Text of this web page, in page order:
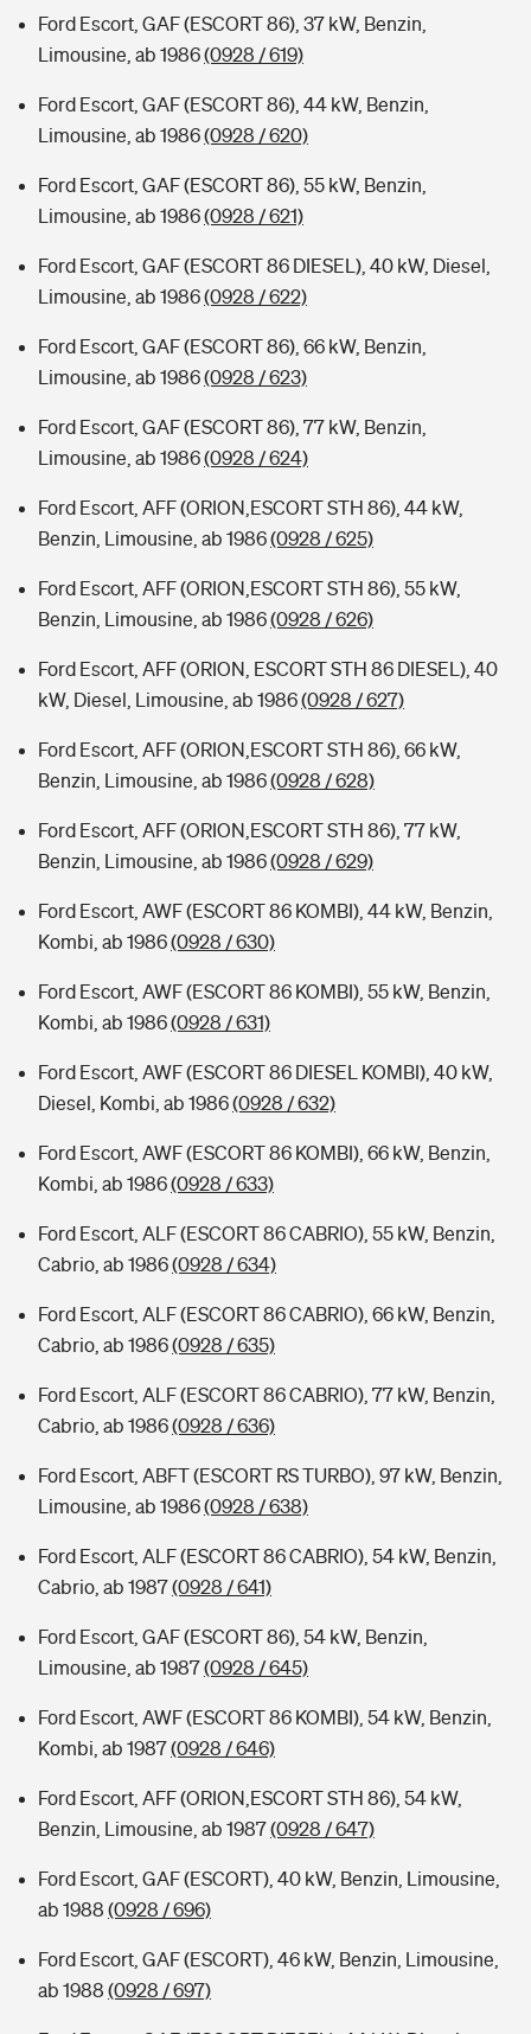
Ford Escort, GAF (ESCORT 86), 37 kW, Benzin,
Limousine, ab 1986(0928 / 619)
Ford Escort, GAF (ESCORT 86), 44 kW, Benzin,
Limousine, ab 1986(0928 / 620)
Ford Escort, GAF (ESCORT 86), 55 kW, Benzin,
Limousine, ab 1986(0928 / 621)
Ford Escort, GAF (ESCORT 86 DIESEL), 40 kW, Diesel,
Limousine, ab 1986(0928 / 622)
Ford Escort, GAF (ESCORT 86), 66 kW, Benzin,
Limousine, ab 1986(0928 / 623)
Ford Escort, GAF (ESCORT 86), 77 kW, Benzin,
Limousine, ab 1986(0928 / 624)
Ford Escort, AFF (ORION,ESCORT STH 86), 44 kW,
Benzin, Limousine, ab 1986(0928 / 625)
Ford Escort, AFF (ORION,ESCORT STH 86), 55 kW,
Benzin, Limousine, ab 1986(0928 / 626)
Ford Escort, AFF (ORION, ESCORT STH 86 DIESEL), 40
kW, Diesel, Limousine, ab 1986(0928 / 627)
Ford Escort, AFF (ORION,ESCORT STH 86), 66 kW,
Benzin, Limousine, ab 1986(0928 / 628)
Ford Escort, AFF (ORION,ESCORT STH 86), 77 kW,
Benzin, Limousine, ab 1986(0928 / 629)
Ford Escort, AWF (ESCORT 86 KOMBI), 44 kW, Benzin,
Kombi, ab 1986(0928 / 630)
Ford Escort, AWF (ESCORT 86 KOMBI), 55 kW, Benzin,
Kombi, ab 1986(0928 / 631)
Ford Escort, AWF (ESCORT 86 DIESEL KOMBI), 40 kW,
Diesel, Kombi, ab 1986(0928 / 632)
Ford Escort, AWF (ESCORT 86 KOMBI), 66 kW, Benzin,
Kombi, ab 1986(0928 / 633)
Ford Escort, ALF (ESCORT 86 CABRIO), 55 kW, Benzin,
Cabrio, ab 1986(0928 / 634)
Ford Escort, ALF (ESCORT 86 CABRIO), 66 kW, Benzin,
Cabrio, ab 1986(0928 / 635)
Ford Escort, ALF (ESCORT 86 CABRIO), 77 kW, Benzin,
Cabrio, ab 1986(0928 / 636)
Ford Escort, ABFT (ESCORT RS TURBO), 97 kW, Benzin,
Limousine, ab 1986(0928 / 638)
Ford Escort, ALF (ESCORT 86 CABRIO), 54 kW, Benzin,
Cabrio, ab 1987(0928 / 641)
Ford Escort, GAF (ESCORT 86), 54 kW, Benzin,
Limousine, ab 1987(0928 / 645)
Ford Escort, AWF (ESCORT 86 KOMBI), 54 kW, Benzin,
Kombi, ab 1987(0928 / 646)
Ford Escort, AFF (ORION,ESCORT STH 86), 54 kW,
Benzin, Limousine, ab 1987(0928 / 647)
Ford Escort, GAF (ESCORT), 40 kW, Benzin, Limousine,
ab 1988 (0928 / 696)
Ford Escort, GAF (ESCORT), 46 kW, Benzin, Limousine,
ab 1988 (0928 / 697)